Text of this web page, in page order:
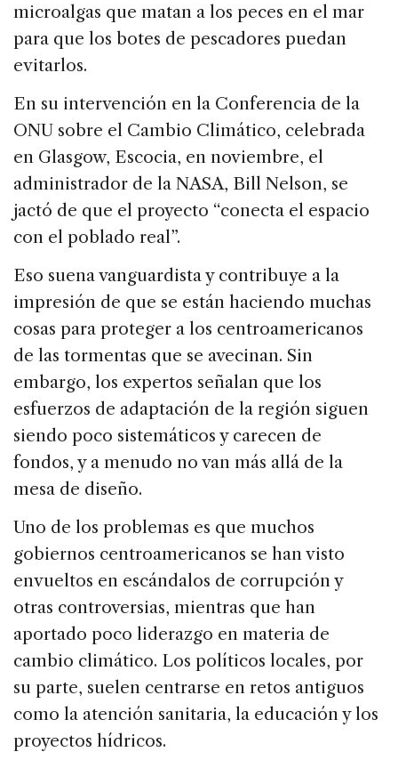
microalgas que matan a los peces en el mar
para que los botes de pescadores puedan
evitarlos.
En su intervención en la Conferencia de la
ONU sobre el Cambio Climático, celebrada
en Glasgow, Escocia, en noviembre, el
administrador de la NASA, Bill Nelson, se
jactó de que el proyecto “conecta el espacio
con el poblado real”.
Eso suena vanguardista y contribuye a la
impresión de que se están haciendo muchas
cosas para proteger a los centroamericanos
de las tormentas que se avecinan. Sin
embargo, los expertos señalan que los
esfuerzos de adaptación de la región siguen
siendo poco sistemáticos y carecen de
fondos, y a menudo no van más allá de la
mesa de diseño.
Uno de los problemas es que muchos
gobiernos centroamericanos se han visto
envueltos en escándalos de corrupción y
otras controversias, mientras que han
aportado poco liderazgo en materia de
cambio climático. Los políticos locales, por
su parte, suelen centrarse en retos antiguos
como la atención sanitaria, la educación y los
proyectos hídricos.